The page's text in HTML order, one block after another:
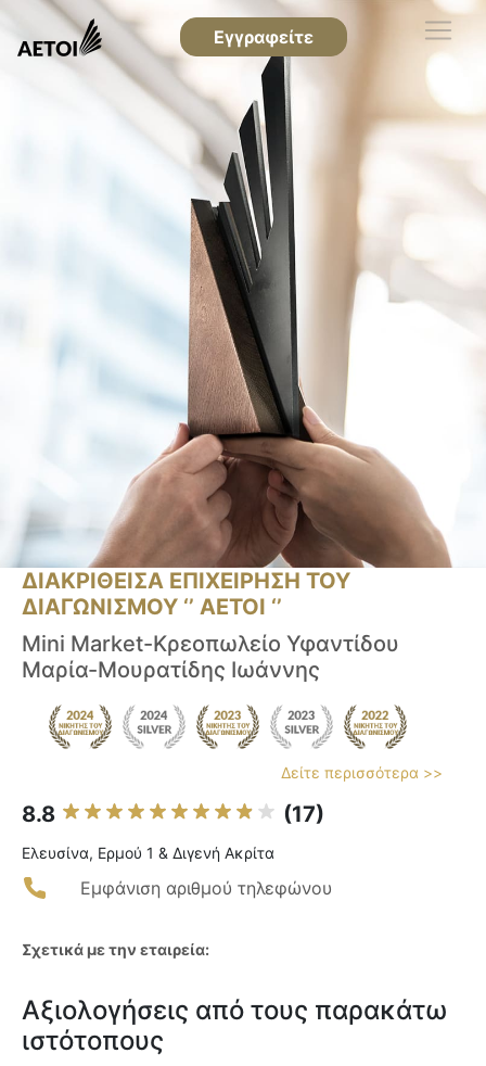
Εγγραφείτε
ΔΙΑΚΡΙΘΕΙΣΑ ΕΠΙΧΕΙΡΗΣΗ ΤΟΥ
ΔΙΑΓΩΝΙΣΜΟΥ ‘’ ΑΕΤΟΙ ‘’
Mini Market-Κρεοπωλείο Υφαντίδου
Μαρία-Μουρατίδης Ιωάννης
Δείτε περισσότερα >>
8.8 (17)
Ελευσίνα, Ερμού 1 & Διγενή Ακρίτα
Εμφάνιση αριθμού τηλεφώνου
Σχετικά με την εταιρεία:
Αξιολογήσεις από τους παρακάτω
ιστότοπους